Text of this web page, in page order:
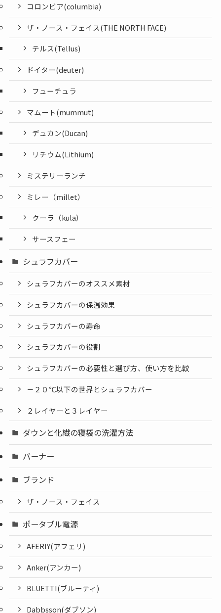
コロンビア(columbia)
ザ・ノース・フェイス(THE NORTH FACE)
テルス(Tellus)
ドイター(deuter)
フューチュラ
マムート(mummut)
デュカン(Ducan)
リチウム(Lithium)
ミステリーランチ
ミレー（millet）
クーラ（kula）
サースフェー
シュラフカバー
シュラフカバーのオススメ素材
シュラフカバーの保温効果
シュラフカバーの寿命
シュラフカバーの役割
シュラフカバーの必要性と選び方、使い方を比較
－２０℃以下の世界とシュラフカバー
２レイヤーと３レイヤー
ダウンと化繊の寝袋の洗濯方法
バーナー
ブランド
ザ・ノース・フェイス
ポータブル電源
AFERIY(アフェリ)
Anker(アンカー)
BLUETTI(ブルーティ)
Dabbsson(ダブソン)